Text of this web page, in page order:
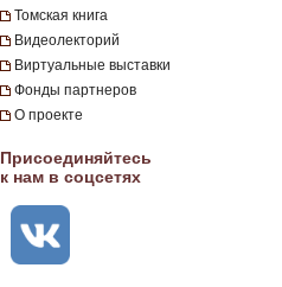
Томская книга
Видеолекторий
Виртуальные выставки
Фонды партнеров
О проекте
Присоединяйтесь
к нам в соцсетях